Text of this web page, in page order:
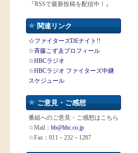
『RSSで最新投稿を配信中！』
関連リンク
☆ファイターズDEナイト!!
☆斉藤こずゑプロフィール
☆HBCラジオ
☆HBCラジオ ファイターズ中継
スケジュール
ご意見・ご感想
番組へのご意見・ご感想はこちら
☆Mail： bb@hbc.co.jp
☆Fax：011－232－1287